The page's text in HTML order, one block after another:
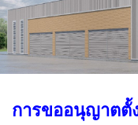
การขออนุญาตตั้